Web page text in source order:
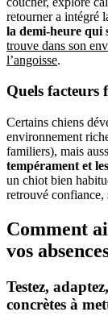
retourner a intégré
la demi-heure qui
trouve dans son
l’angoisse.
Quels facteurs
Certains chiens
environnement
familiers), mais
tempérament et
un chiot bien
retrouvé confiance,
Comment
vos
Testez,
concrètes à